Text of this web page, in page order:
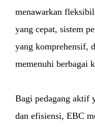
menawarkan
yang cepat, sistem
yang komprehensif,
memenuhi berbagai
Bagi pedagang aktif
dan efisiensi, EBC